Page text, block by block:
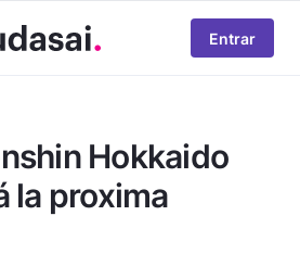
Entrar
Hokkaido
la proxima